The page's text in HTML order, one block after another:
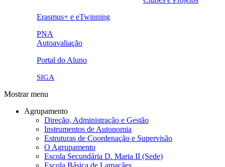
ue.png.png
Erasmus+ e eTwinning
pna.png
PNA
eye-42848_640.png
Autoavaliação
link4.png
Portal do Aluno
SIGA
Mostrar menu
Agrupamento
Direção, Administração e Gestão
Instrumentos de Autonomia
Estruturas de Coordenação e Supervisão
O Agrupamento
Escola Secundária D. Maria II (Sede)